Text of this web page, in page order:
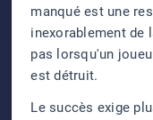
manqué est une
inexorablement de
pas lorsqu'un
est détruit.
Le succès exige